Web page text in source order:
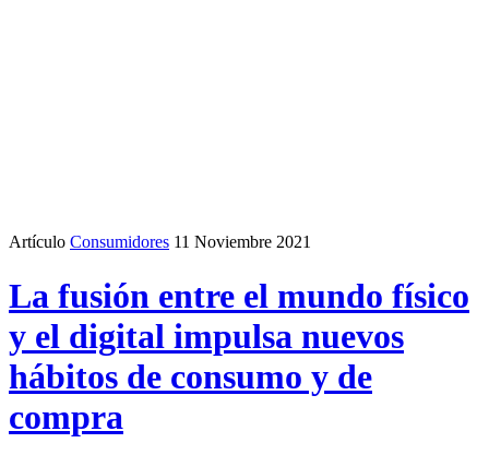
Artículo Consumidores 11 Noviembre 2021
La fusión entre el mundo físico
y el digital impulsa nuevos
hábitos de consumo y de
compra